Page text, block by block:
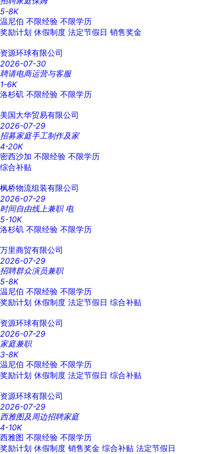
5-8K
温尼伯 不限经验 不限学历
奖励计划 休假制度 法定节假日 销售奖金
资源环球有限公司
2026-07-30
聘请电商运营与客服
1-6K
洛杉矶 不限经验 不限学历
美国大华贸易有限公司
2026-07-29
招募家庭手工制作及家
4-20K
密西沙加 不限经验 不限学历
综合补贴
枫桥物流组装有限公司
2026-07-29
时间自由线上兼职 电
5-10K
洛杉矶 不限经验 不限学历
万里商贸有限公司
2026-07-29
招聘群众演员兼职
5-8K
温尼伯 不限经验 不限学历
奖励计划 休假制度 法定节假日 综合补贴
资源环球有限公司
2026-07-29
家庭兼职
3-8K
温尼伯 不限经验 不限学历
奖励计划 休假制度 法定节假日 综合补贴
资源环球有限公司
2026-07-29
西雅图及周边招聘家庭
4-10K
西雅图 不限经验 不限学历
奖励计划 休假制度 销售奖金 综合补贴 法定节假日